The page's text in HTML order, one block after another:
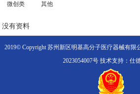
微创类 其他
没有资料
2019© Copyright 苏州新区明基高分子医疗器械有限
2023054007号 技术支持：仕